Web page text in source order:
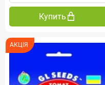
Купить
АКЦІЯ